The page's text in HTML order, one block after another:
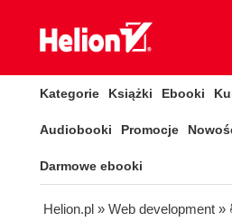
Kategorie Książki Ebooki
Audiobooki Promocje
Darmowe ebooki
Helion.pl » Web development »